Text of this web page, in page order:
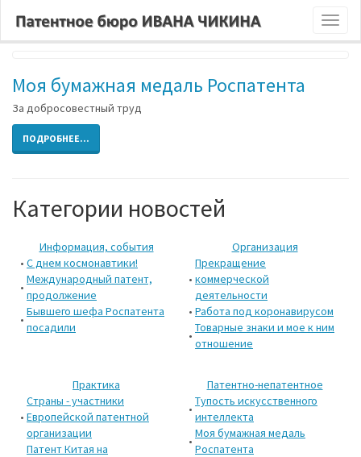
Tag: "труд"
Моя бумажная медаль Роспатента
За добросовестный труд
ПОДРОБНЕЕ...
Категории новостей
Информация, события
• С днем космонавтики!
•
Международный патент,
продолжение
•
Бывшего шефа Роспатента
посадили
Организация
•
Прекращение
коммерческой
деятельности
• Работа под коронавирусом
•
Товарные знаки и мое к ним
отношение
Практика
•
Страны - участники
Европейской патентной
организации
Патент Китая на
Патентно-непатентное
•
Тупость искусственного
интеллекта
•
Моя бумажная медаль
Роспатента